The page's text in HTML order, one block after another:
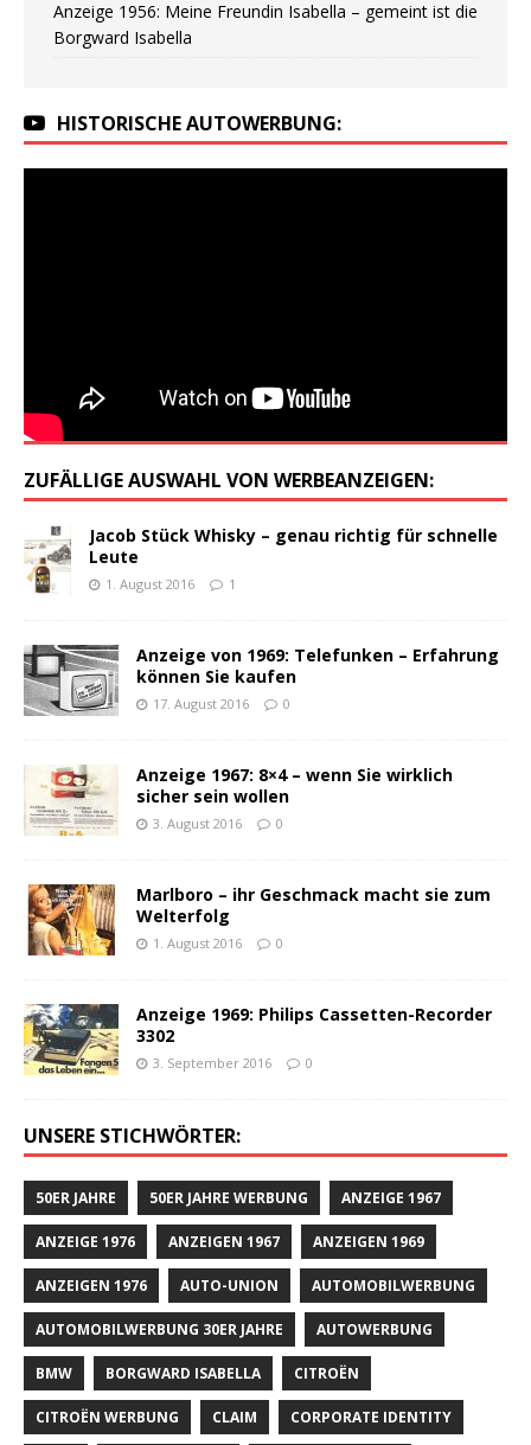
Anzeige 1956: Meine Freundin Isabella – gemeint ist die
Borgward Isabella
HISTORISCHE AUTOWERBUNG:
ZUFÄLLIGE AUSWAHL VON WERBEANZEIGEN:
Jacob Stück Whisky – genau richtig für schnelle
Leute
1. August 2016 1
Anzeige von 1969: Telefunken – Erfahrung
können Sie kaufen
17. August 2016 0
Anzeige 1967: 8×4 – wenn Sie wirklich
sicher sein wollen
3. August 2016 0
Marlboro – ihr Geschmack macht sie zum
Welterfolg
1. August 2016 0
Anzeige 1969: Philips Cassetten-Recorder
3302
3. September 2016 0
UNSERE STICHWÖRTER:
50ER JAHRE 50ER JAHRE WERBUNG ANZEIGE 1967
ANZEIGE 1976 ANZEIGEN 1967 ANZEIGEN 1969
ANZEIGEN 1976 AUTO-UNION AUTOMOBILWERBUNG
AUTOMOBILWERBUNG 30ER JAHRE AUTOWERBUNG
BMW BORGWARD ISABELLA CITROËN
CITROËN WERBUNG CLAIM CORPORATE IDENTITY